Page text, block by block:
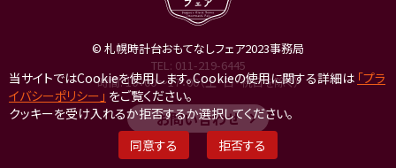
© 札幌時計台おもてなしフェア2023事務局
TEL: 011-219-6445
時間: 10：00～17：00（土・日・祝日を除く）
お問い合わせ
当サイトではCookieを使用します。Cookieの使用に関する詳細は 「プラ
イバシーポリシー」 をご覧ください。
クッキーを受け入れるか拒否するか選択してください。
同意する
拒否する